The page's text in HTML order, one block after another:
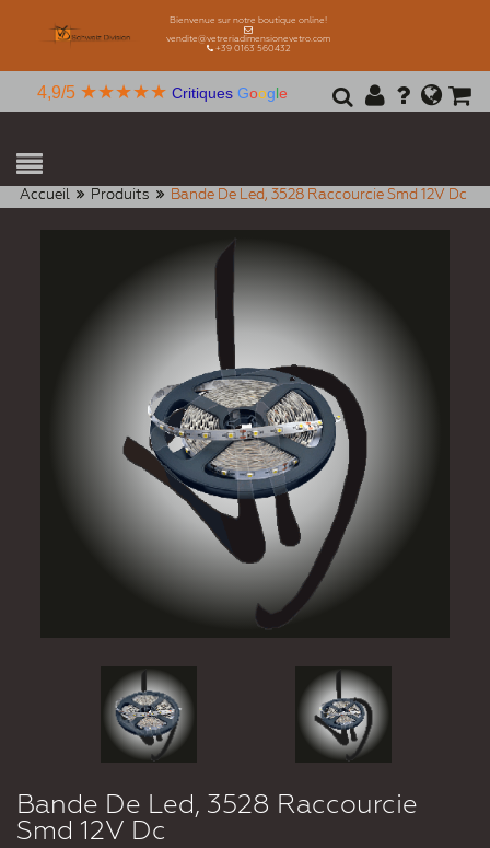
Bienvenue sur notre boutique online!
vendite@vetreriadimensionevetro.com
+39 0163 560432
4,9/5 ★★★★★ Critiques Google
Accueil Produits Bande De Led, 3528 Raccourcie Smd 12V Dc
Bande De Led, 3528 Raccourcie
Smd 12V Dc